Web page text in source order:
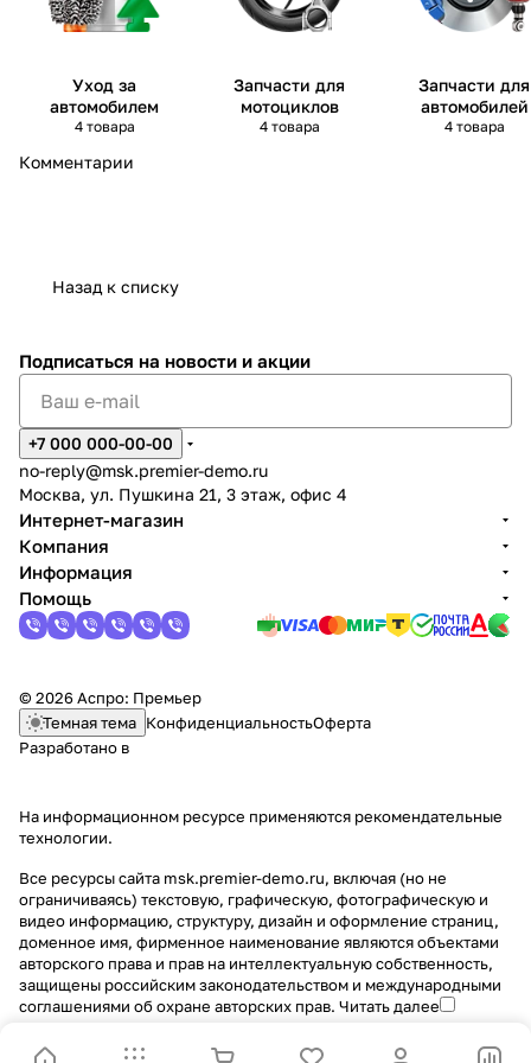
Уход за
автомобилем
4 товара
Запчасти для
мотоциклов
4 товара
Запчасти для
автомобилей
4 товара
Комментарии
Назад к списку
Подписаться на новости и акции
+7 000 000-00-00
no-reply@msk.premier-demo.ru
Москва, ул. Пушкина 21, 3 этаж, офис 4
Интернет-магазин
Компания
Информация
Помощь
© 2026 Аспро: Премьер
Темная тема КонфиденциальностьОферта
Разработано в
На информационном ресурсе применяются рекомендательные
технологии.
Все ресурсы сайта msk.premier-demo.ru, включая (но не
ограничиваясь) текстовую, графическую, фотографическую и
видео информацию, структуру, дизайн и оформление страниц,
доменное имя, фирменное наименование являются объектами
авторского права и прав на интеллектуальную собственность,
защищены российским законодательством и международными
соглашениями об охране авторских прав. Читать далее